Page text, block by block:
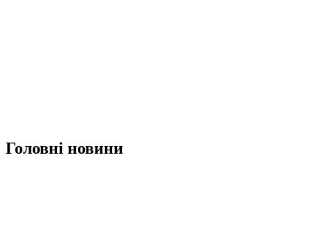
Головні новини